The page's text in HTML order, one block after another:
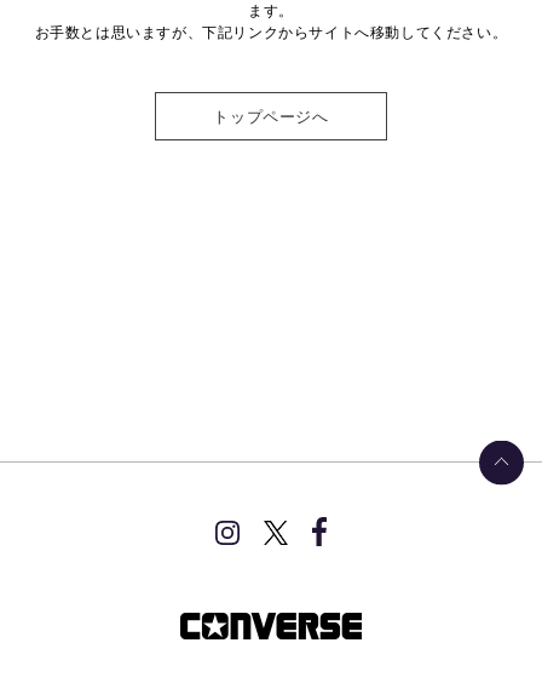
ます。
お手数とは思いますが、下記リンクからサイトへ移動してください。
トップページへ